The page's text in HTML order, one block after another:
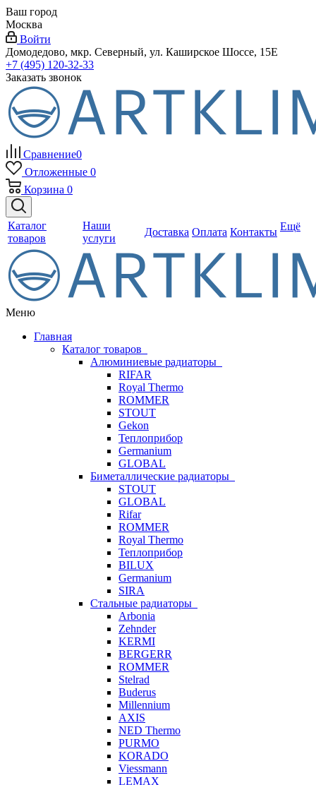
Ваш город
Москва
Войти
Домодедово, мкр. Северный, ул. Каширское Шоссе, 15Е
+7 (495) 120-32-33
Заказать звонок
Сравнение0
Отложенные 0
Корзина 0
Каталог
товаров
Наши
услуги
Доставка Оплата Контакты Ещё
Меню
Главная
Каталог товаров
Алюминиевые радиаторы
RIFAR
Royal Thermo
ROMMER
STOUT
Gekon
Теплоприбор
Germanium
GLOBAL
Биметаллические радиаторы
STOUT
GLOBAL
Rifar
ROMMER
Royal Thermo
Теплоприбор
BILUX
Germanium
SIRA
Стальные радиаторы
Arbonia
Zehnder
KERMI
BERGERR
ROMMER
Stelrad
Buderus
Millennium
AXIS
NED Thermo
PURMO
KORADO
Viessmann
LEMAX